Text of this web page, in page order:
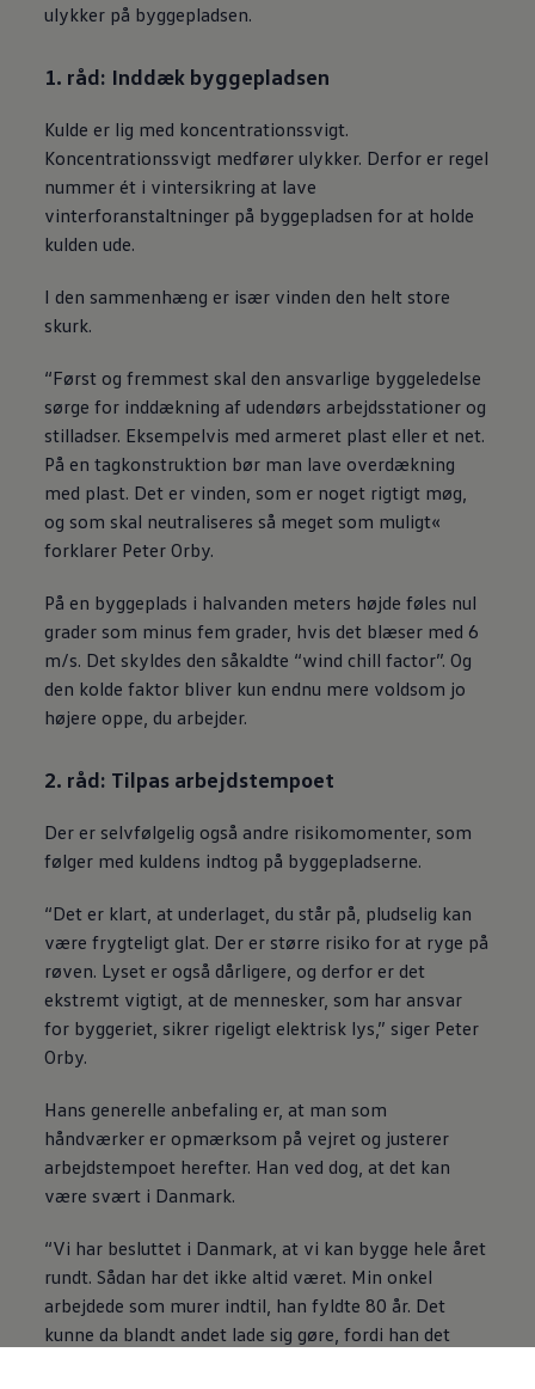
ulykker på byggepladsen.
1. råd: Inddæk byggepladsen
Kulde er lig med koncentrationssvigt.
Koncentrationssvigt medfører ulykker. Derfor er regel
nummer ét i vintersikring at lave
vinterforanstaltninger på byggepladsen for at holde
kulden ude.
I den sammenhæng er især vinden den helt store
skurk.
“Først og fremmest skal den ansvarlige byggeledelse
sørge for inddækning af udendørs arbejdsstationer og
stilladser. Eksempelvis med armeret plast eller et net.
På en tagkonstruktion bør man lave overdækning
med plast. Det er vinden, som er noget rigtigt møg,
og som skal neutraliseres så meget som muligt«
forklarer Peter Orby.
På en byggeplads i halvanden meters højde føles nul
grader som minus fem grader, hvis det blæser med 6
m/s. Det skyldes den såkaldte “wind chill factor”. Og
den kolde faktor bliver kun endnu mere voldsom jo
højere oppe, du arbejder.
2. råd: Tilpas arbejdstempoet
Der er selvfølgelig også andre risikomomenter, som
følger med kuldens indtog på byggepladserne.
“Det er klart, at underlaget, du står på, pludselig kan
være frygteligt glat. Der er større risiko for at ryge på
røven. Lyset er også dårligere, og derfor er det
ekstremt vigtigt, at de mennesker, som har ansvar
for byggeriet, sikrer rigeligt elektrisk lys,” siger Peter
Orby.
Hans generelle anbefaling er, at man som
håndværker er opmærksom på vejret og justerer
arbejdstempoet herefter. Han ved dog, at det kan
være svært i Danmark.
“Vi har besluttet i Danmark, at vi kan bygge hele året
rundt. Sådan har det ikke altid været. Min onkel
arbejdede som murer indtil, han fyldte 80 år. Det
kunne da blandt andet lade sig gøre, fordi han det